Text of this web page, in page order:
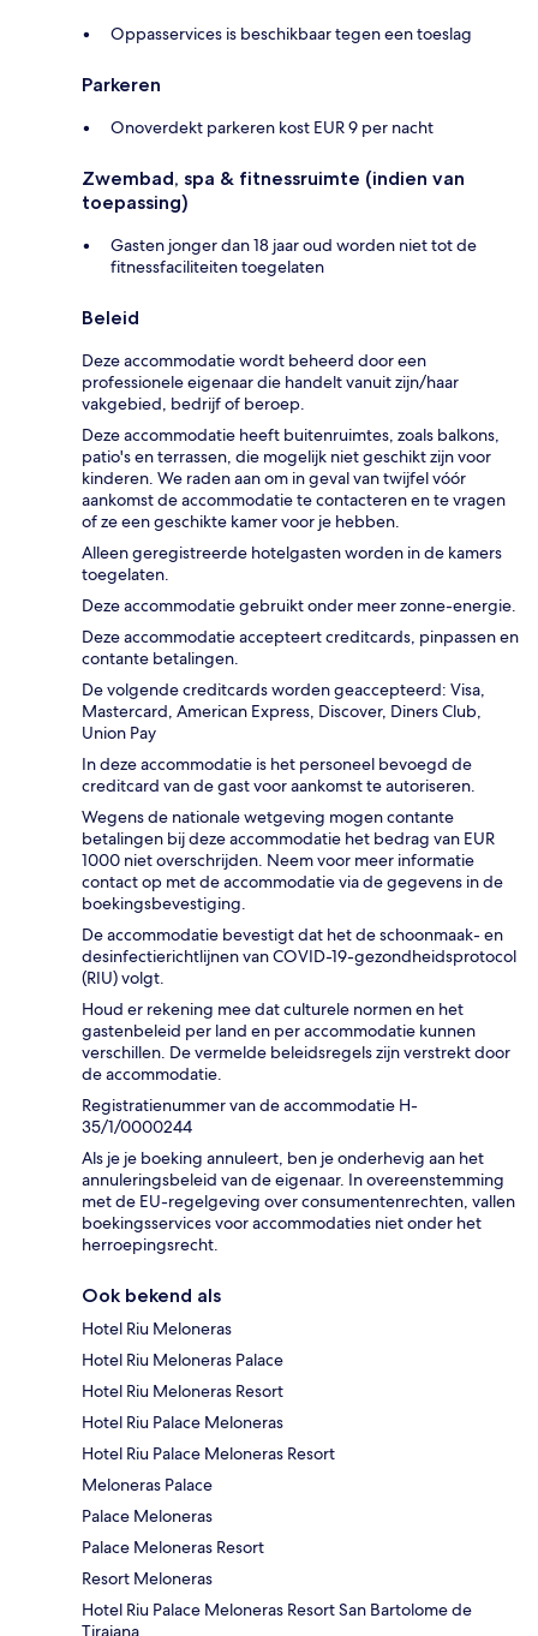
Oppasservices is beschikbaar tegen een toeslag
Parkeren
Onoverdekt parkeren kost EUR 9 per nacht
Zwembad, spa & fitnessruimte (indien van
toepassing)
Gasten jonger dan 18 jaar oud worden niet tot de
fitnessfaciliteiten toegelaten
Beleid
Deze accommodatie wordt beheerd door een
professionele eigenaar die handelt vanuit zijn/haar
vakgebied, bedrijf of beroep.
Deze accommodatie heeft buitenruimtes, zoals balkons,
patio's en terrassen, die mogelijk niet geschikt zijn voor
kinderen. We raden aan om in geval van twijfel vóór
aankomst de accommodatie te contacteren en te vragen
of ze een geschikte kamer voor je hebben.
Alleen geregistreerde hotelgasten worden in de kamers
toegelaten.
Deze accommodatie gebruikt onder meer zonne-energie.
Deze accommodatie accepteert creditcards, pinpassen en
contante betalingen.
De volgende creditcards worden geaccepteerd: Visa,
Mastercard, American Express, Discover, Diners Club,
Union Pay
In deze accommodatie is het personeel bevoegd de
creditcard van de gast voor aankomst te autoriseren.
Wegens de nationale wetgeving mogen contante
betalingen bij deze accommodatie het bedrag van EUR
1000 niet overschrijden. Neem voor meer informatie
contact op met de accommodatie via de gegevens in de
boekingsbevestiging.
De accommodatie bevestigt dat het de schoonmaak- en
desinfectierichtlijnen van COVID-19-gezondheidsprotocol
(RIU) volgt.
Houd er rekening mee dat culturele normen en het
gastenbeleid per land en per accommodatie kunnen
verschillen. De vermelde beleidsregels zijn verstrekt door
de accommodatie.
Registratienummer van de accommodatie H-
35/1/0000244
Als je je boeking annuleert, ben je onderhevig aan het
annuleringsbeleid van de eigenaar. In overeenstemming
met de EU-regelgeving over consumentenrechten, vallen
boekingsservices voor accommodaties niet onder het
herroepingsrecht.
Ook bekend als
Hotel Riu Meloneras
Hotel Riu Meloneras Palace
Hotel Riu Meloneras Resort
Hotel Riu Palace Meloneras
Hotel Riu Palace Meloneras Resort
Meloneras Palace
Palace Meloneras
Palace Meloneras Resort
Resort Meloneras
Hotel Riu Palace Meloneras Resort San Bartolome de
Tirajana